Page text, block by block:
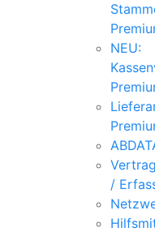
NEU:
/